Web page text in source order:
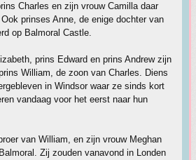
Charles en zijn vrouw Camilla daar
prinses Anne, de enige dochter van
op Balmoral Castle.
prins Edward en prins Andrew zijn
William, de zoon van Charles. Diens
in Windsor waar ze sinds kort
vandaag voor het eerst naar hun
van William, en zijn vrouw Meghan
Zij zouden vanavond in Londen